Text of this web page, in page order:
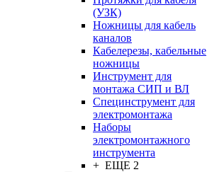
(УЗК)
Ножницы для кабель
каналов
Кабелерезы, кабельные
ножницы
Инструмент для
монтажа СИП и ВЛ
Специнструмент для
электромонтажа
Наборы
электромонтажного
инструмента
+ ЕЩЕ 2